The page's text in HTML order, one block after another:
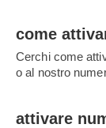
come
Cerchi come
o al nostro
attivare